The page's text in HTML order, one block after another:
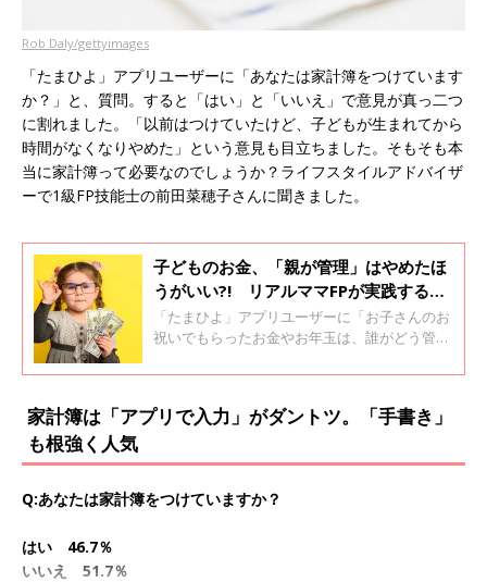
Rob Daly/gettyimages
「たまひよ」アプリユーザーに「あなたは家計簿をつけています
か？」と、質問。すると「はい」と「いいえ」で意見が真っ二つ
に割れました。「以前はつけていたけど、子どもが生まれてから
時間がなくなりやめた」という意見も目立ちました。そもそも本
当に家計簿って必要なのでしょうか？ライフスタイルアドバイザ
ーで1級FP技能士の前田菜穂子さんに聞きました。
子どものお金、「親が管理」はやめたほ
うがいい?! リアルママFPが実践する金
銭教育３ステップ
「たまひよ」アプリユーザーに「お子さんのお
祝いでもらったお金やお年玉は、誰がどう管理
という家庭が多いので「親が管理」が９割を超
の“スルーパス”は、子どもの成長とともに難し
ライフスタイルアドバイザーで１級FP技能士の
家計簿は「アプリで入力」がダントツ。「手書き」
も根強く人気
Q:あなたは家計簿をつけていますか？
はい 46.7％
いいえ 51.7％